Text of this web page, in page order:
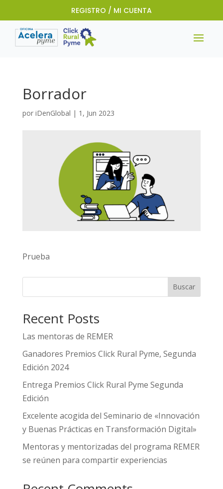
REGISTRO / MI CUENTA
Borrador
por iDenGlobal | 1, Jun 2023
Prueba
Buscar
Recent Posts
Las mentoras de REMER
Ganadores Premios Click Rural Pyme, Segunda
Edición 2024
Entrega Premios Click Rural Pyme Segunda
Edición
Excelente acogida del Seminario de «Innovación
y Buenas Prácticas en Transformación Digital»
Mentoras y mentorizadas del programa REMER
se reúnen para compartir experiencias